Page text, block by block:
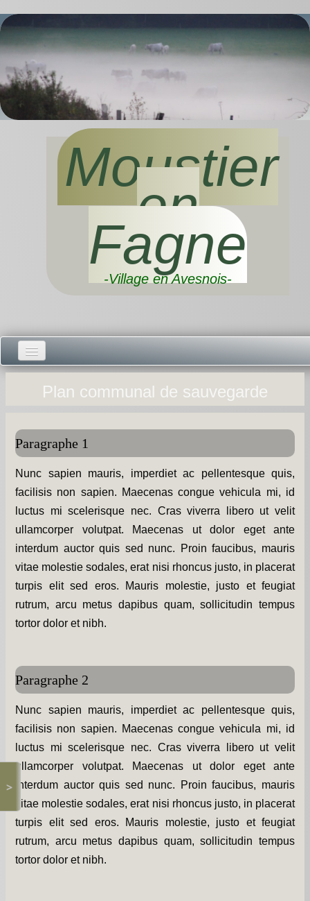
Moustier
en
Fagne
-Village en Avesnois-
Accueil -
Vie municipale -
Présentations -
Salle des Fêtes -
Blog Salle des Fêtes -
Comité des Fêtes -
Histoires -
Prieuré saint Dodon -
Les chapelles -
Informations pratiques -
Informations diverses -
Petit survol du village -
Gîtes de groupe -
Album photos -
PCS et DICRIM -
Remerciements -
>
Plan communal de sauvegarde
Paragraphe 1
Nunc sapien mauris, imperdiet ac pellentesque quis,
facilisis non sapien. Maecenas congue vehicula mi, id
luctus mi scelerisque nec. Cras viverra libero ut velit
ullamcorper volutpat. Maecenas ut dolor eget ante
interdum auctor quis sed nunc. Proin faucibus, mauris
vitae molestie sodales, erat nisi rhoncus justo, in placerat
turpis elit sed eros. Mauris molestie, justo et feugiat
rutrum, arcu metus dapibus quam, sollicitudin tempus
tortor dolor et nibh.
Paragraphe 2
Nunc sapien mauris, imperdiet ac pellentesque quis,
facilisis non sapien. Maecenas congue vehicula mi, id
luctus mi scelerisque nec. Cras viverra libero ut velit
ullamcorper volutpat. Maecenas ut dolor eget ante
interdum auctor quis sed nunc. Proin faucibus, mauris
vitae molestie sodales, erat nisi rhoncus justo, in placerat
turpis elit sed eros. Mauris molestie, justo et feugiat
rutrum, arcu metus dapibus quam, sollicitudin tempus
tortor dolor et nibh.